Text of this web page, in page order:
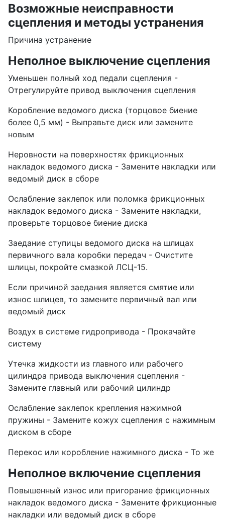
Возможные неисправности
сцепления и методы устранения
Причина устранение
Неполное выключение сцепления
Уменьшен полный ход педали сцепления -
Отрегулируйте привод выключения сцепления
Коробление ведомого диска (торцовое биение
более 0,5 мм) - Выправьте диск или замените
новым
Неровности на поверхностях фрикционных
накладок ведомого диска - Замените накладки или
ведомый диск в сборе
Ослабление заклепок или поломка фрикционных
накладок ведомого диска - Замените накладки,
проверьте торцовое биение диска
Заедание ступицы ведомого диска на шлицах
первичного вала коробки передач - Очистите
шлицы, покройте смазкой ЛСЦ-15.
Если причиной заедания является смятие или
износ шлицев, то замените первичный вал или
ведомый диск
Воздух в системе гидропривода - Прокачайте
систему
Утечка жидкости из главного или рабочего
цилиндра привода выключения сцепления -
Замените главный или рабочий цилиндр
Ослабление заклепок крепления нажимной
пружины - Замените кожух сцепления с нажимным
диском в сборе
Перекос или коробление нажимного диска - То же
Неполное включение сцепления
Повышенный износ или пригорание фрикционных
накладок ведомого диска - Замените фрикционные
накладки или ведомый диск в сборе